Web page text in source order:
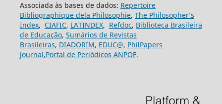
Associada às bases de dados: Repertoire
Bibliographique dela Philosophie, The Philosopher’s
Index, CIAFIC, LATINDEX, Refdoc, Biblioteca Brasileira
de Educação, Sumários de Revistas
Brasileiras, DIADORIM, EDUC@, PhilPapers
Journal,Portal de Periódicos ANPOF.